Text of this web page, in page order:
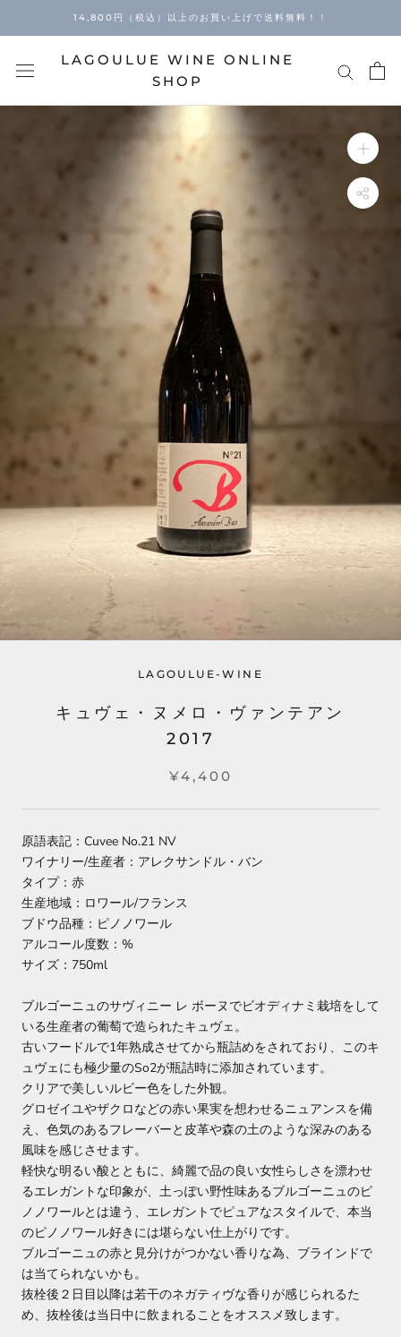
14,800円（税込）以上のお買い上げで送料無料！！
LAGOULUE WINE ONLINE
SHOP
LAGOULUE-WINE
キュヴェ・ヌメロ・ヴァンテアン
2017
¥4,400
原語表記：Cuvee No.21 NV
ワイナリー/生産者：アレクサンドル・バン
タイプ：赤
生産地域：ロワール/フランス
ブドウ品種：ピノノワール
アルコール度数：%
サイズ：750ml
ブルゴーニュのサヴィニー レ ボーヌでビオディナミ栽培をして
いる生産者の葡萄で造られたキュヴェ。
古いフードルで1年熟成させてから瓶詰めをされており、このキ
ュヴェにも極少量のSo2が瓶詰時に添加されています。
クリアで美しいルビー色をした外観。
グロゼイユやザクロなどの赤い果実を想わせるニュアンスを備
え、色気のあるフレーバーと皮革や森の土のような深みのある
風味を感じさせます。
軽快な明るい酸とともに、綺麗で品の良い女性らしさを漂わせ
るエレガントな印象が、土っぽい野性味あるブルゴーニュのピ
ノノワールとは違う、エレガントでピュアなスタイルで、本当
のピノノワール好きには堪らない仕上がりです。
ブルゴーニュの赤と見分けがつかない香りな為、ブラインドで
は当てられないかも。
抜栓後２日目以降は若干のネガティヴな香りが感じられるた
め、抜栓後は当日中に飲まれることをオススメ致します。